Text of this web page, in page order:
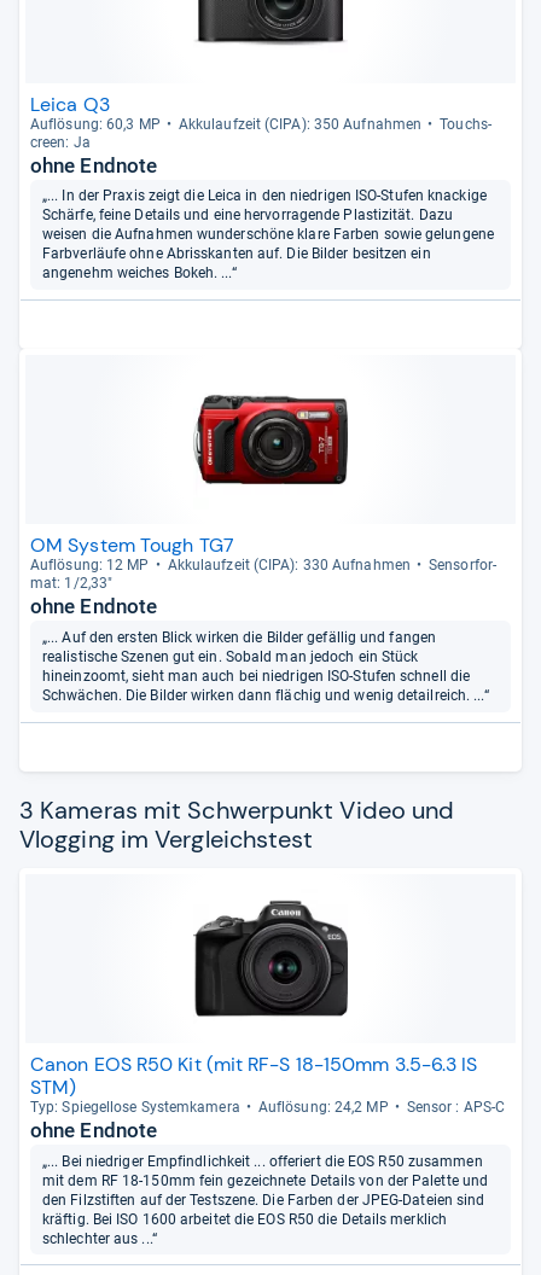
Leica Q3
Auf­lö­sung: 60,3 MP Akku­lauf­zeit (CIPA): 350 Auf­nah­men
Touch­s­
creen: Ja
ohne Endnote
„... In der Praxis zeigt die Leica in den niedrigen ISO-Stufen knackige
Schärfe, feine Details und eine hervorragende Plastizität. Dazu
weisen die Aufnahmen wunderschöne klare Farben sowie gelungene
Farbverläufe ohne Abrisskanten auf. Die Bilder besitzen ein
angenehm weiches Bokeh. ...“
OM System Tough TG7
Auf­lö­sung: 12 MP Akku­lauf­zeit (CIPA): 330 Auf­nah­men
Sen­sor­for­
mat: 1/2,33"
ohne Endnote
„... Auf den ersten Blick wirken die Bilder gefällig und fangen
realistische Szenen gut ein. Sobald man jedoch ein Stück
hineinzoomt, sieht man auch bei niedrigen ISO-Stufen schnell die
Schwächen. Die Bilder wirken dann flächig und wenig detailreich. ...“
3 Kameras mit Schwerpunkt Video und
Vlogging im Vergleichstest
Canon EOS R50 Kit (mit RF-S 18-150mm 3.5-6.3 IS
STM)
Typ: Spie­gel­lose Sys­tem­ka­mera Auf­lö­sung: 24,2 MP Sen­sor : APS-​C
ohne Endnote
„... Bei niedriger Empfindlichkeit ... offeriert die EOS R50 zusammen
mit dem RF 18-150mm fein gezeichnete Details von der Palette und
den Filzstiften auf der Testszene. Die Farben der JPEG-Dateien sind
kräftig. Bei ISO 1600 arbeitet die EOS R50 die Details merklich
schlechter aus ...“